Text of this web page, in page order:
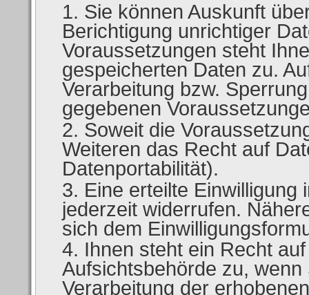
Sie können Auskunft
Berichtigung unrichtiger
Voraussetzungen steht
gespeicherten Daten zu.
Verarbeitung bzw.
gegebenen
Soweit die
Weiteren das Recht auf
Datenportabilität).
Eine erteilte Einwilligung
jederzeit widerrufen.
sich dem
Ihnen steht ein Recht
Aufsichtsbehörde zu,
Verarbeitung der